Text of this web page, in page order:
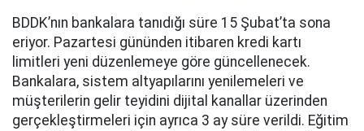
BDDK’nın bankalara tanıdığı süre 15 Şubat’ta sona
eriyor. Pazartesi gününden itibaren kredi kartı
limitleri yeni düzenlemeye göre güncellenecek.
Bankalara, sistem altyapılarını yenilemeleri ve
müşterilerin gelir teyidini dijital kanallar üzerinden
gerçekleştirmeleri için ayrıca 3 ay süre verildi. Eğitim